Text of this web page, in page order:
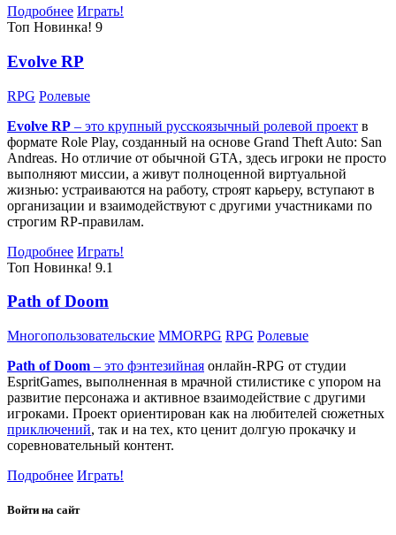
Подробнее Играть!
Топ Новинка! 9
Evolve RP
RPG Ролевые
Evolve RP – это крупный русскоязычный ролевой проект в
формате Role Play, созданный на основе Grand Theft Auto: San
Andreas. Но отличие от обычной GTA, здесь игроки не просто
выполняют миссии, а живут полноценной виртуальной
жизнью: устраиваются на работу, строят карьеру, вступают в
организации и взаимодействуют с другими участниками по
строгим RP-правилам.
Подробнее Играть!
Топ Новинка! 9.1
Path of Doom
Многопользовательские MMORPG RPG Ролевые
Path of Doom – это фэнтезийная онлайн-RPG от студии
EspritGames, выполненная в мрачной стилистике с упором на
развитие персонажа и активное взаимодействие с другими
игроками. Проект ориентирован как на любителей сюжетных
приключений, так и на тех, кто ценит долгую прокачку и
соревновательный контент.
Подробнее Играть!
Войти на сайт